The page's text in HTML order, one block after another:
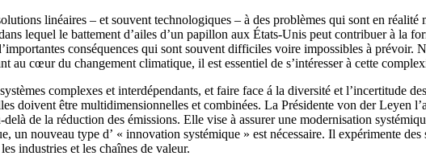
linéaires – et souvent technologiques – à des problèmes qui sont en réalité
lequel le battement d’ailes d’un papillon aux États-Unis peut contribuer à la
conséquences qui sont souvent difficiles voire impossibles à prévoir.
au cœur du changement climatique, il est essentiel de s’intéresser à cette
complexes et interdépendants, et faire face á la diversité et l’incertitude
doivent être multidimensionnelles et combinées. La Présidente von der Leyen
de la réduction des émissions. Elle vise à assurer une modernisation
nouveau type d’ « innovation systémique » est nécessaire. Il expérimente
industries et les chaînes de valeur.